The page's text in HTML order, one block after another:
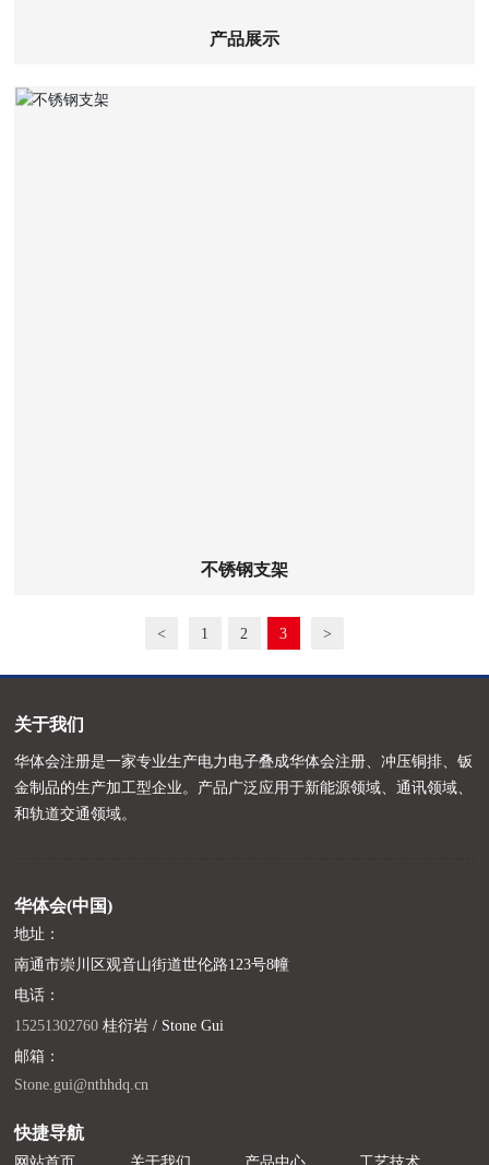
产品展示
不锈钢支架
< 1 2 3 >
关于我们
华体会注册是一家专业生产电力电子叠成华体会注册、冲压铜排、钣
金制品的生产加工型企业。产品广泛应用于新能源领域、通讯领域、
和轨道交通领域。
华体会(中国)
地址：
南通市崇川区观音山街道世伦路123号8幢
电话：
15251302760 桂衍岩 / Stone Gui
邮箱：
Stone.gui@nthhdq.cn
快捷导航